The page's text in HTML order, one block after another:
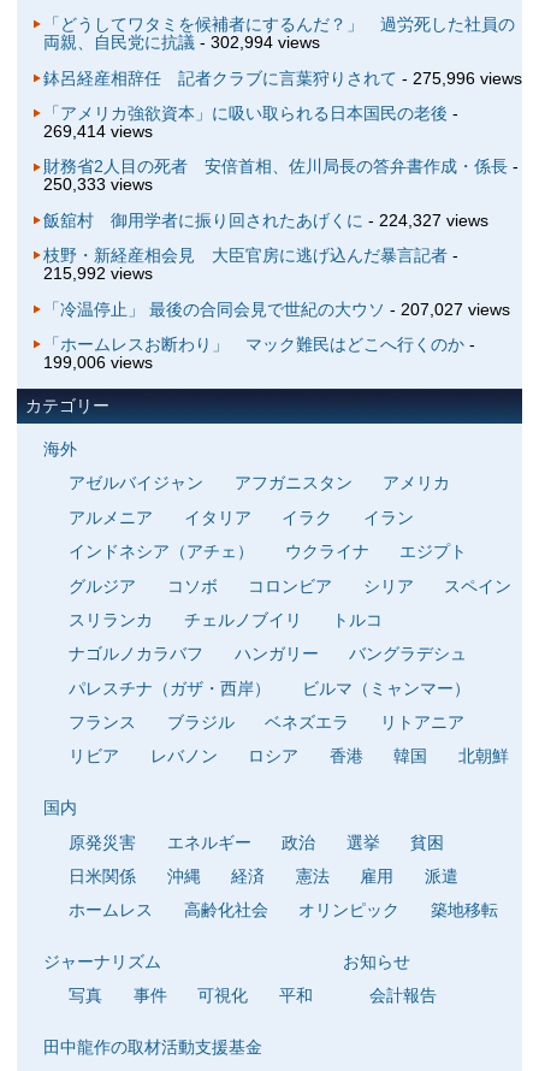
「どうしてワタミを候補者にするんだ？」 過労死した社員の
両親、自民党に抗議- 302,994 views
鉢呂経産相辞任 記者クラブに言葉狩りされて - 275,996 views
「アメリカ強欲資本」に吸い取られる日本国民の老後 -
269,414 views
財務省2人目の死者 安倍首相、佐川局長の答弁書作成・係長-
250,333 views
飯舘村 御用学者に振り回されたあげくに - 224,327 views
枝野・新経産相会見 大臣官房に逃げ込んだ暴言記者-
215,992 views
「冷温停止」 最後の合同会見で世紀の大ウソ - 207,027 views
「ホームレスお断わり」 マック難民はどこへ行くのか-
199,006 views
カテゴリー
海外
アゼルバイジャン
アフガニスタン
アメリカ
アルメニア
イタリア イラク
イラン
インドネシア（アチェ）
ウクライナ
エジプト
グルジア
コソボ コロンビア シリア
スペイン
スリランカ
チェルノブイリ
トルコ
ナゴルノカラバフ
ハンガリー
バングラデシュ
パレスチナ（ガザ・西岸）
ビルマ（ミャンマー）
フランス
ブラジル ベネズエラ
リトアニア
リビア
レバノン ロシア 香港 韓国 北朝鮮
国内
原発災害
エネルギー 政治 選挙
貧困
日米関係
沖縄 経済 憲法 雇用
派遣
ホームレス
高齢化社会 オリンピック 築地移転
ジャーナリズム
写真
事件 可視化 平和
お知らせ
会計報告
田中龍作の取材活動支援基金